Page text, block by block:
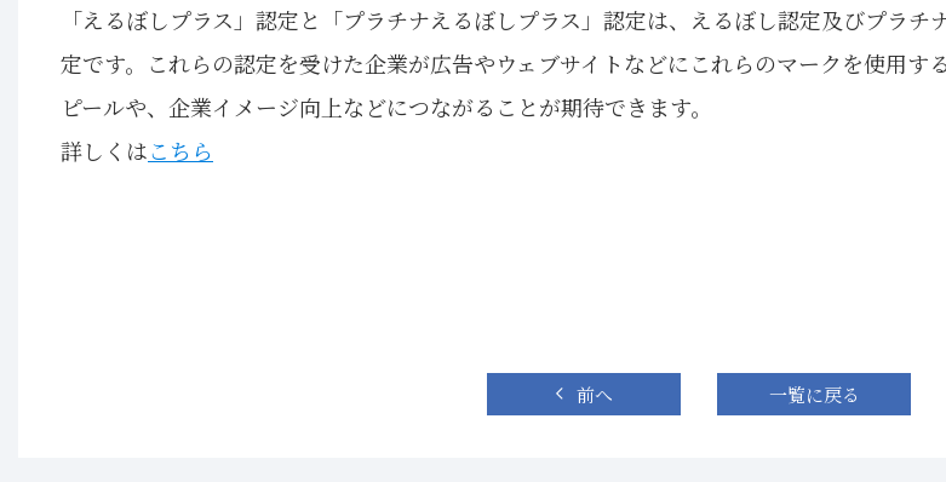
「えるぼしプラス」認定と「プラチナえるぼしプラス」認定は、えるぼし認定及びプラ
定です。これらの認定を受けた企業が広告やウェブサイトなどにこれらのマークを使用
ピールや、企業イメージ向上などにつながることが期待できます。
詳しくはこちら
前へ 一覧に戻る